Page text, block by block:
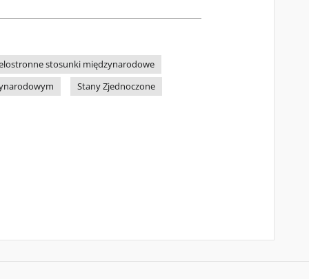
stosunki międzynarodowe
Stany Zjednoczone